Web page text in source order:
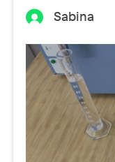
Sabina